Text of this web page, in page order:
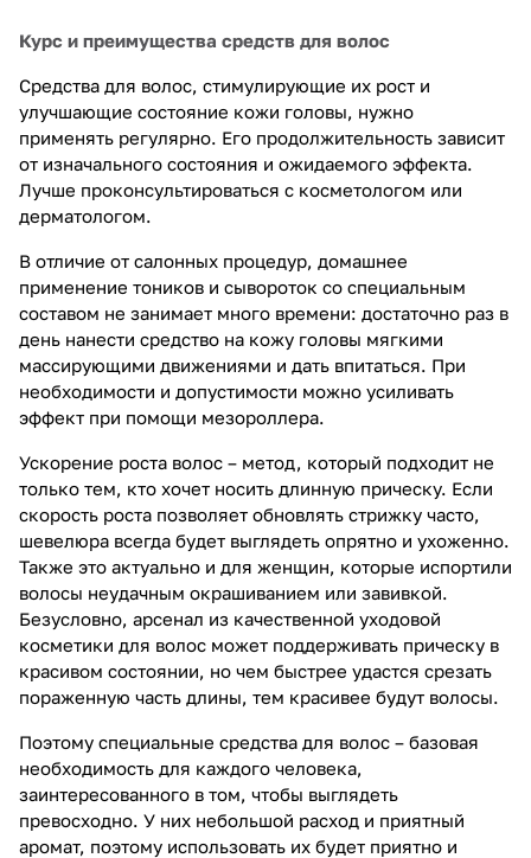
Курс и преимущества средств для волос
Средства для волос, стимулирующие их рост и
улучшающие состояние кожи головы, нужно
применять регулярно. Его продолжительность зависит
от изначального состояния и ожидаемого эффекта.
Лучше проконсультироваться с косметологом или
дерматологом.
В отличие от салонных процедур, домашнее
применение тоников и сывороток со специальным
составом не занимает много времени: достаточно раз в
день нанести средство на кожу головы мягкими
массирующими движениями и дать впитаться. При
необходимости и допустимости можно усиливать
эффект при помощи мезороллера.
Ускорение роста волос – метод, который подходит не
только тем, кто хочет носить длинную прическу. Если
скорость роста позволяет обновлять стрижку часто,
шевелюра всегда будет выглядеть опрятно и ухоженно.
Также это актуально и для женщин, которые испортили
волосы неудачным окрашиванием или завивкой.
Безусловно, арсенал из качественной уходовой
косметики для волос может поддерживать прическу в
красивом состоянии, но чем быстрее удастся срезать
пораженную часть длины, тем красивее будут волосы.
Поэтому специальные средства для волос – базовая
необходимость для каждого человека,
заинтересованного в том, чтобы выглядеть
превосходно. У них небольшой расход и приятный
аромат, поэтому использовать их будет приятно и